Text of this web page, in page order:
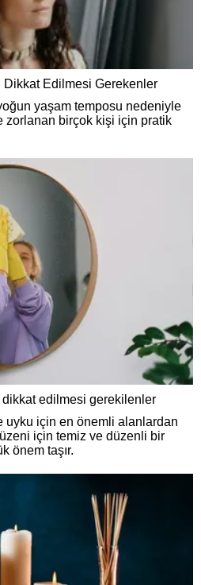
Dikkat Edilmesi Gerekenler
yaşam temposu nedeniyle
zorlanan birçok kişi için pratik
edilmesi gerekilenler
uyku için en önemli alanlardan
için temiz ve düzenli bir
önem taşır.